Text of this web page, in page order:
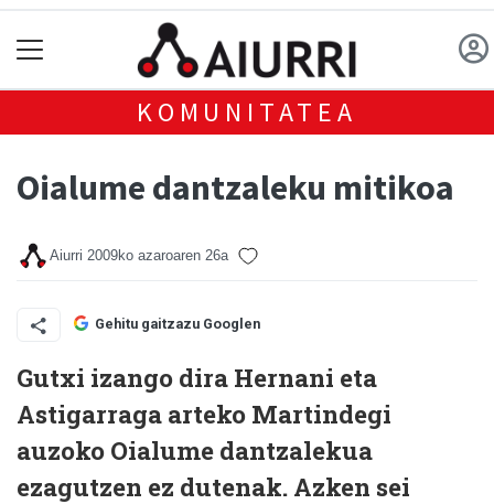
KOMUNITATEA
Oialume dantzaleku mitikoa
Aiurri 2009ko azaroaren 26a
Gehitu gaitzazu Googlen
Gutxi izango dira Hernani eta
Astigarraga arteko Martindegi
auzoko Oialume dantzalekua
ezagutzen ez dutenak. Azken sei